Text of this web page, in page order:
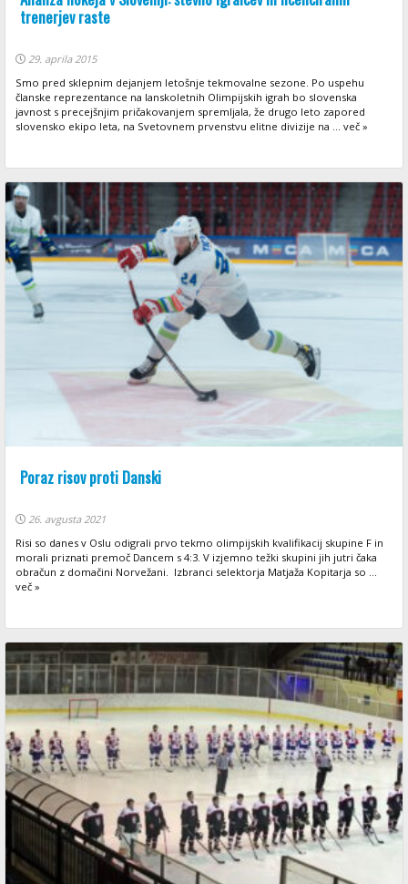
trenerjev raste
29. aprila 2015
Smo pred sklepnim dejanjem letošnje tekmovalne sezone. Po uspehu
članske reprezentance na lanskoletnih Olimpijskih igrah bo slovenska
javnost s precejšnjim pričakovanjem spremljala, že drugo leto zapored
slovensko ekipo leta, na Svetovnem prvenstvu elitne divizije na ... več »
Poraz risov proti Danski
26. avgusta 2021
Risi so danes v Oslu odigrali prvo tekmo olimpijskih kvalifikacij skupine F in
morali priznati premoč Dancem s 4:3. V izjemno težki skupini jih jutri čaka
obračun z domačini Norvežani. Izbranci selektorja Matjaža Kopitarja so ...
več »